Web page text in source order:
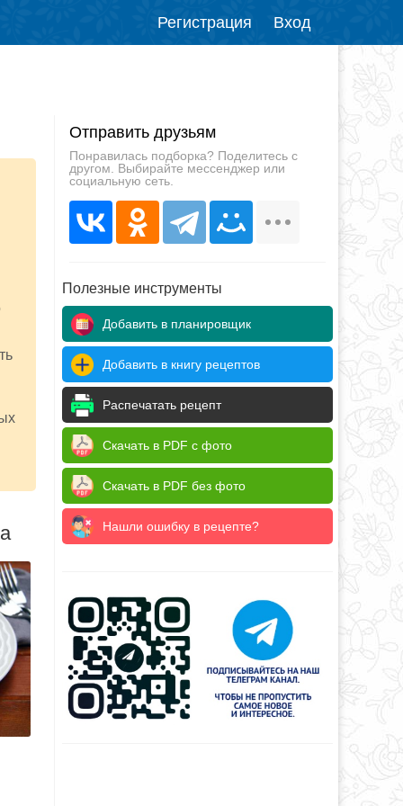
Регистрация Вход
Отправить друзьям
Понравилась подборка? Поделитесь с
другом. Выбирайте мессенджер или
социальную сеть.
Полезные инструменты
Добавить в планировщик
Добавить в книгу рецептов
Распечатать рецепт
Скачать в PDF с фото
Скачать в PDF без фото
Нашли ошибку в рецепте?